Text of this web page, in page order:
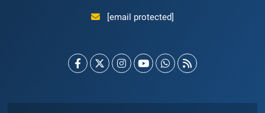
[email protected]